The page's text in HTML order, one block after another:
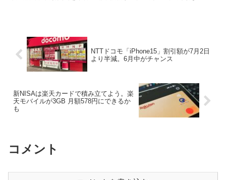
NTTドコモ「iPhone15」割引額が7月2日
より半減。6月中がチャンス
新NISAは楽天カードで積み立てよう。楽
天モバイルが3GB 月額578円にできるか
も
コメント